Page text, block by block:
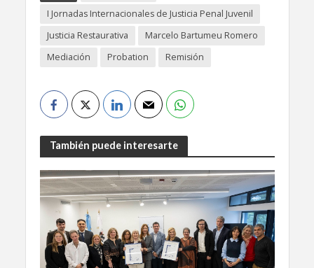
I Jornadas Internacionales de Justicia Penal Juvenil
Justicia Restaurativa
Marcelo Bartumeu Romero
Mediación
Probation Remisión
También puede interesarte